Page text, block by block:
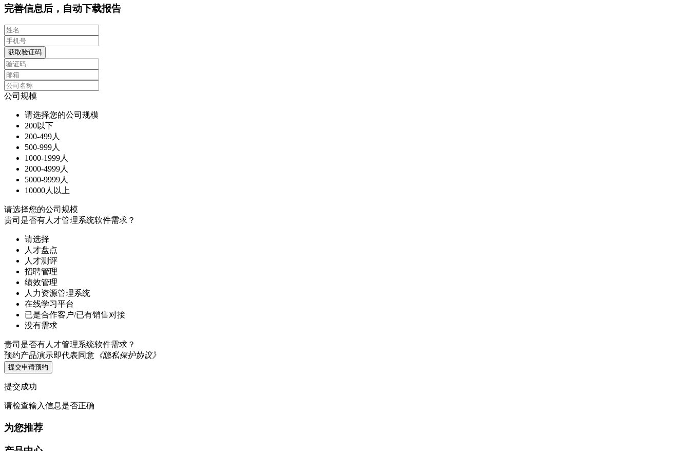
完善信息后，自动下载报告
获取验证码
公司规模
请选择您的公司规模
200以下
200-499人
500-999人
1000-1999人
2000-4999人
5000-9999人
10000人以上
请选择您的公司规模
贵司是否有人才管理系统软件需求？
请选择
人才盘点
人才测评
招聘管理
绩效管理
人力资源管理系统
在线学习平台
已是合作客户/已有销售对接
没有需求
贵司是否有人才管理系统软件需求？
预约产品演示即代表同意 《隐私保护协议》
提交申请预约
提交成功
请检查输入信息是否正确
为您推荐